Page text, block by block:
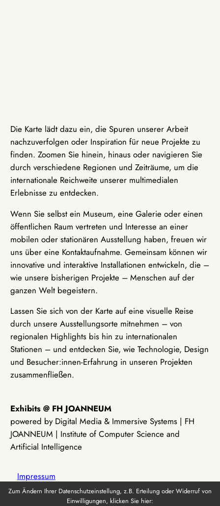
Die Karte lädt dazu ein, die Spuren unserer Arbeit
nachzuverfolgen oder Inspiration für neue Projekte zu
finden. Zoomen Sie hinein, hinaus oder navigieren Sie
durch verschiedene Regionen und Zeiträume, um die
internationale Reichweite unserer multimedialen
Erlebnisse zu entdecken.
Wenn Sie selbst ein Museum, eine Galerie oder einen
öffentlichen Raum vertreten und Interesse an einer
mobilen oder stationären Ausstellung haben, freuen wir
uns über eine Kontaktaufnahme. Gemeinsam können wir
innovative und interaktive Installationen entwickeln, die –
wie unsere bisherigen Projekte – Menschen auf der
ganzen Welt begeistern.
Lassen Sie sich von der Karte auf eine visuelle Reise
durch unsere Ausstellungsorte mitnehmen – von
regionalen Highlights bis hin zu internationalen
Stationen – und entdecken Sie, wie Technologie, Design
und Besucher:innen-Erfahrung in unseren Projekten
zusammenfließen.
Exhibits @ FH JOANNEUM
powered by Digital Media & Immersive Systems | FH
JOANNEUM | Institute of Computer Science and
Artificial Intelligence
Impressum
Zum Ändern Ihrer Datenschutzeinstellung, z.B. Erteilung oder Widerruf von
Einwilligungen, klicken Sie hier: